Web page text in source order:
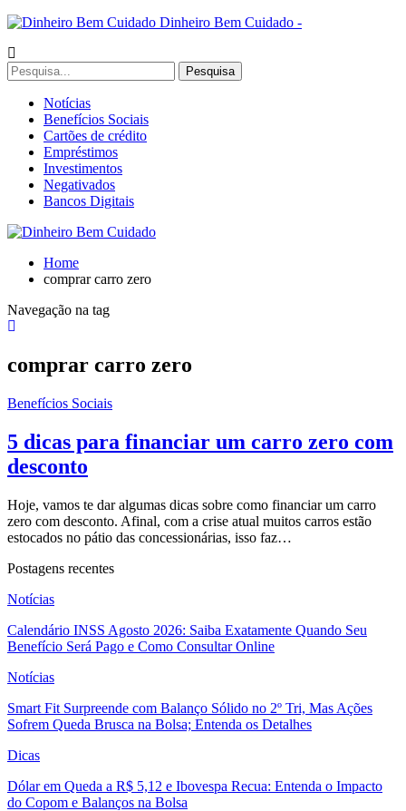
Dinheiro Bem Cuidado -
Notícias
Benefícios Sociais
Cartões de crédito
Empréstimos
Investimentos
Negativados
Bancos Digitais
Home
comprar carro zero
Navegação na tag
comprar carro zero
Benefícios Sociais
5 dicas para financiar um carro zero com
desconto
Hoje, vamos te dar algumas dicas sobre como financiar um carro
zero com desconto. Afinal, com a crise atual muitos carros estão
estocados no pátio das concessionárias, isso faz…
Postagens recentes
Notícias
Calendário INSS Agosto 2026: Saiba Exatamente Quando Seu
Benefício Será Pago e Como Consultar Online
Notícias
Smart Fit Surpreende com Balanço Sólido no 2º Tri, Mas Ações
Sofrem Queda Brusca na Bolsa; Entenda os Detalhes
Dicas
Dólar em Queda a R$ 5,12 e Ibovespa Recua: Entenda o Impacto
do Copom e Balanços na Bolsa